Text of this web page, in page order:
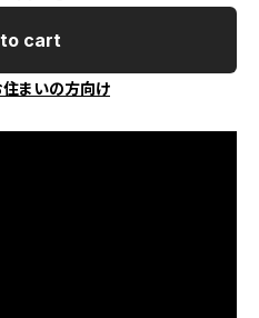
cart
まいの方向け